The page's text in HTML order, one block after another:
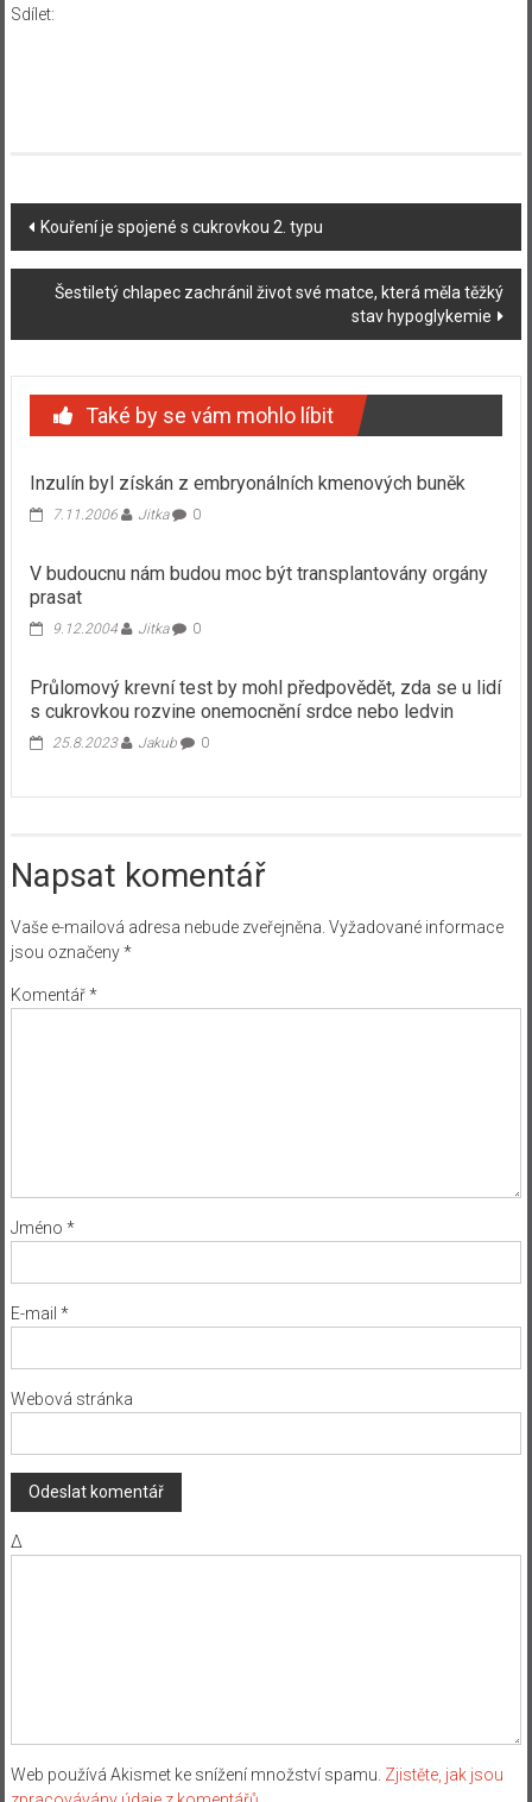
Sdílet:
Navigace
příspěvku
Kouření je spojené s cukrovkou 2. typu
Šestiletý chlapec zachránil život své matce, která měla těžký
stav hypoglykemie
Také by se vám mohlo líbit
Inzulín byl získán z embryonálních kmenových buněk
7.11.2006 Jitka 0
V budoucnu nám budou moc být transplantovány orgány
prasat
9.12.2004 Jitka 0
Průlomový krevní test by mohl předpovědět, zda se u lidí
s cukrovkou rozvine onemocnění srdce nebo ledvin
25.8.2023 Jakub 0
Napsat komentář
Vaše e-mailová adresa nebude zveřejněna. Vyžadované informace
jsou označeny*
Komentář*
Jméno *
E-mail *
Webová stránka
Δ
Web používá Akismet ke snížení množství spamu. Zjistěte, jak jsou